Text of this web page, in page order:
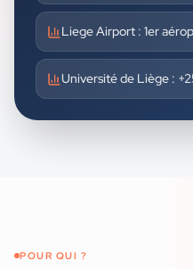
Liege Airport : 1er
Université de Liège :
POUR QUI ?